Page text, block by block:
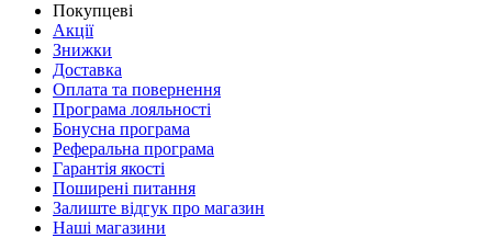
Покупцеві
Акції
Знижки
Доставка
Оплата та повернення
Програма лояльності
Бонусна програма
Реферальна програма
Гарантія якості
Поширені питання
Залиште відгук про магазин
Наші магазини